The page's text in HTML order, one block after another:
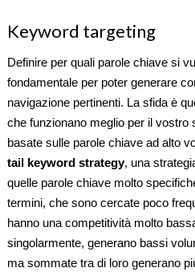
Keyword targeting
Definire per quali parole chiave si
fondamentale per poter generare
navigazione pertinenti. La sfida è
che funzionano meglio per il vostro
basate sulle parole chiave ad alto
tail keyword strategy, una
quelle parole chiave molto
termini, che sono cercate poco
hanno una competitività molto
singolarmente, generano bassi
ma sommate tra di loro generano